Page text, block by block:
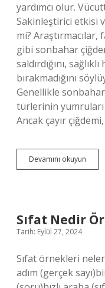
yardımcı olur.
Sakinleştirici etkisi
mi?
gibi sonbahar
saldırdığını,
bırakmadığını
Genellikle
türlerinin
Ancak çayır
Devamını okuyun
Hangi
Sıfat Nedir
Tarih: Eylül 27, 2024
Sıfat örnekleri
adım (gerçek